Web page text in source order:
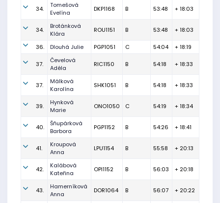
34.
Tomešová
Evelína
DKP1168 B 53:48 + 18:03
34.
Brotánková
Klára
ROU1151 B 53:48 + 18:03
36. Dlouhá Julie PGP1051 C 54:04 + 18:19
37.
Čevelová
Adéla
RIC1150 B 54:18 + 18:33
37.
Málková
Karolína
SHK1051 B 54:18 + 18:33
39.
Hynková
Marie
ONO1050 C 54:19 + 18:34
40.
Šňupárková
Barbora
PGP1152 B 54:26 + 18:41
41.
Kroupová
Anna
LPU1154 B 55:58 + 20:13
42.
Kalábová
Kateřina
OPI1152 B 56:03 + 20:18
43.
Hamerníková
Anna
DOR1064 B 56:07 + 20:22